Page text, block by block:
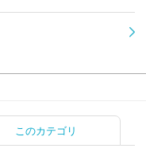
このカテゴリ